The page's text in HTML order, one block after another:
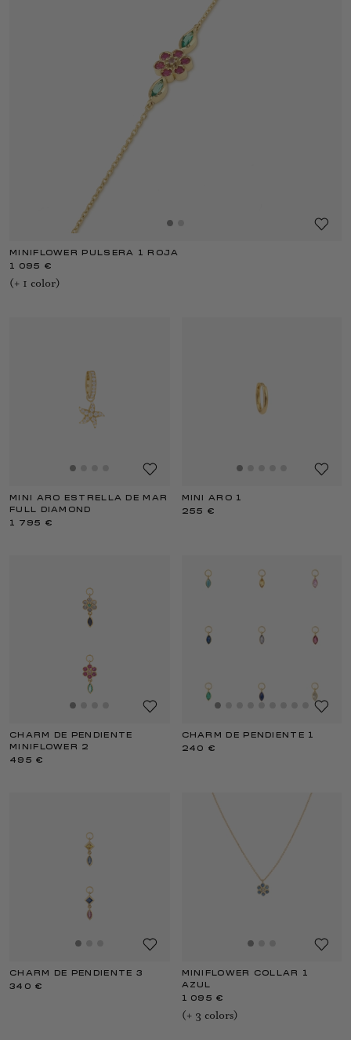
MINIFLOWER PULSERA 1 ROJA
1 095 €
(+ 1 color)
MINI ARO ESTRELLA DE MAR
FULL DIAMOND
1 795 €
MINI ARO 1
255 €
CHARM DE PENDIENTE
MINIFLOWER 2
495 €
CHARM DE PENDIENTE 1
240 €
CHARM DE PENDIENTE 3
340 €
MINIFLOWER COLLAR 1
AZUL
1 095 €
(+ 3 colors)